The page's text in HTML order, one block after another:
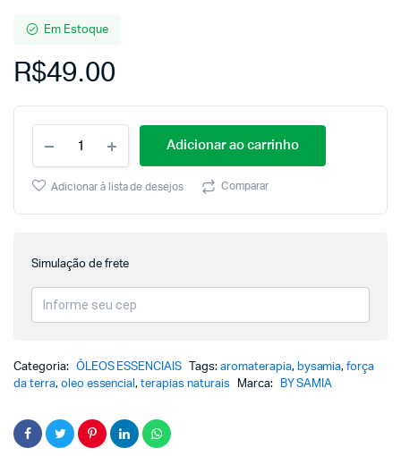
Em Estoque
R$49.00
Adicionar ao carrinho
Adicionar à lista de desejos Comparar
Simulação de frete
Categoria: ÓLEOS ESSENCIAIS Tags:aromaterapia, bysamia,força
da terra, oleo essencial,terapias naturais Marca: BY SAMIA